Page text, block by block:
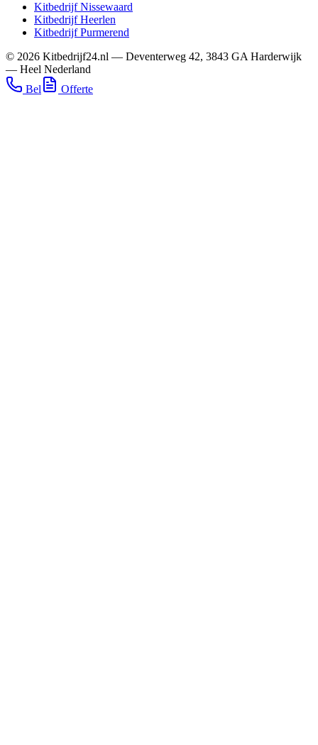
KitbedrijfNissewaard
KitbedrijfHeerlen
KitbedrijfPurmerend
© 2026 Kitbedrijf24.nl — Deventerweg 42, 3843 GA Harderwijk
— Heel Nederland
Bel
Offerte